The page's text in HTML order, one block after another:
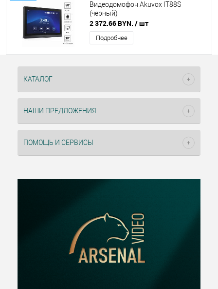
Видеодомофон Akuvox IT88S
(черный)
2 372.66 BYN. / шт
Подробнее
КАТАЛОГ
НАШИ ПРЕДЛОЖЕНИЯ
ПОМОЩЬ И СЕРВИСЫ